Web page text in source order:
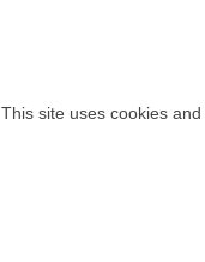
This site uses cookies